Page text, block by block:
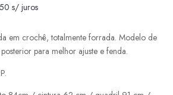
s/ juros
em crochê, totalmente forrada. Modelo de
para melhor ajuste e fenda.